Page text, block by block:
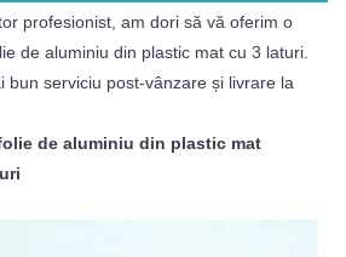
profesionist, am dori să vă oferim o
de aluminiu din plastic mat cu 3 laturi.
bun serviciu post-vânzare și livrare la
de aluminiu din plastic mat